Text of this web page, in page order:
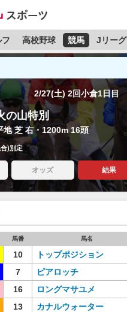
フ 高校野球 競馬 Jリーグ
2/27(土) 2回小倉1日目
の山特別
地 芝 右・1200m 16頭
)別定
オッズ 結果
馬番 馬名
10 トップポジション
7 ピアロッチ
16 ロングマサユメ
13 カナルウォーター